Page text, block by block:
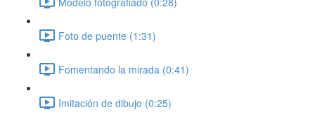
Foto de puente (1:31)
Fomentando la mirada (0:41)
Imitación de dibujo (0:25)